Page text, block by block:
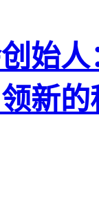
始
新的